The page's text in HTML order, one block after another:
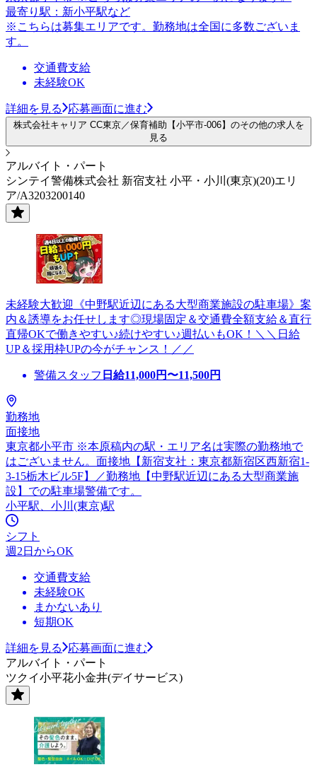
最寄り駅：新小平駅など
※こちらは募集エリアです。勤務地は全国に多数ございま
す。
交通費支給
未経験OK
詳細を見る 応募画面に進む
株式会社キャリア CC東京／保育補助【小平市-006】のその他の求人を
見る
アルバイト・パート
シンテイ警備株式会社 新宿支社 小平・小川(東京)(20)エリ
ア/A3203200140
未経験大歓迎《中野駅近辺にある大型商業施設の駐車場》案
内＆誘導をお任せします◎現場固定＆交通費全額支給＆直行
直帰OKで働きやすい♪続けやすい♪週払いもOK！＼＼日給
UP＆採用枠UPの今がチャンス！／／
警備スタッフ 日給11,000円〜11,500円
勤務地
面接地
東京都小平市 ※本原稿内の駅・エリア名は実際の勤務地で
はございません。面接地【新宿支社：東京都新宿区西新宿1-
3-15栃木ビル5F】／勤務地【中野駅近辺にある大型商業施
設】での駐車場警備です。
小平駅、小川(東京)駅
シフト
週2日からOK
交通費支給
未経験OK
まかないあり
短期OK
詳細を見る
応募画面に進む
アルバイト・パート
ツクイ小平花小金井(デイサービス)